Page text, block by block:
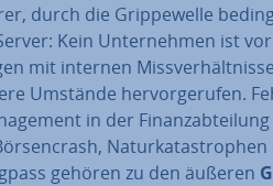
durch die Grip­pe­wel­le
Kein Un­ter­neh­men ist
mit internen
Umstände her­vor­ge­ru­fen.
in der
gehören zu den äußeren